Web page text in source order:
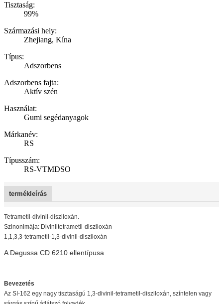
Tisztaság:
99%
Származási hely:
Zhejiang, Kína
Típus:
Adszorbens
Adszorbens fajta:
Aktív szén
Használat:
Gumi segédanyagok
Márkanév:
RS
Típusszám:
RS-VTMDSO
termékleírás
Tetrametil-divinil-disziloxán.
Szinonimája: Diviniltetrametil-disziloxán
1,1,3,3-tetrametil-1,3-divinil-disziloxán
A Degussa CD 6210 ellentípusa
Bevezetés
Az SI-162 egy nagy tisztaságú 1,3-divinil-tetrametil-disziloxán, színtelen vagy